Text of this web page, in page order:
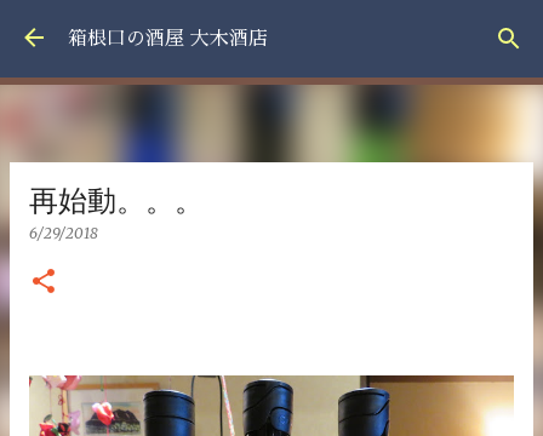
スキップしてメイン コンテンツに移動
箱根口の酒屋 大木酒店
再始動。。。
6/29/2018